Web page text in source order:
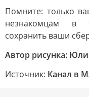
Помните: только
незнакомцам в
сохранить ваши
Автор рисунка:
Источник: Канал в